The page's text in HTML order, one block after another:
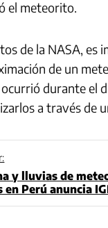
el meteorito.
de la NASA, es
de un
durante el
a través de
y lluvias de
Perú anuncia